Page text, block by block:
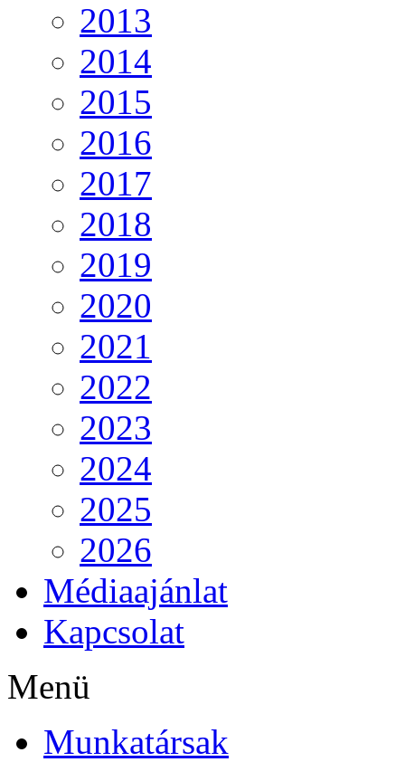
2013
2014
2015
2016
2017
2018
2019
2020
2021
2022
2023
2024
2025
2026
Médiaajánlat
Kapcsolat
Menü
Munkatársak